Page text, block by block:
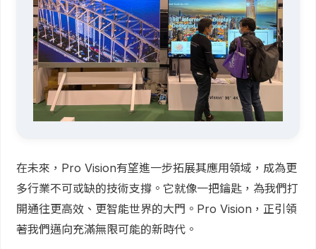
在未來，Pro Vision有望進一步拓展其應用領域，成為更
多行業不可或缺的技術支撐。它就像一把鑰匙，為我們打
開通往更高效、更智能世界的大門。Pro Vision，正引領
著我們邁向充滿無限可能的新時代。